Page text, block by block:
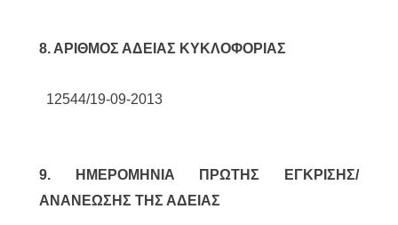
8. ΑΡΙΘΜΟΣ ΑΔΕΙΑΣ ΚΥΚΛΟΦΟΡΙΑΣ
12544/19-09-2013
9. ΗΜΕΡΟΜΗΝΙΑ ΠΡΩΤΗΣ ΕΓΚΡΙΣΗΣ/
ΑΝΑΝΕΩΣΗΣ ΤΗΣ ΑΔΕΙΑΣ